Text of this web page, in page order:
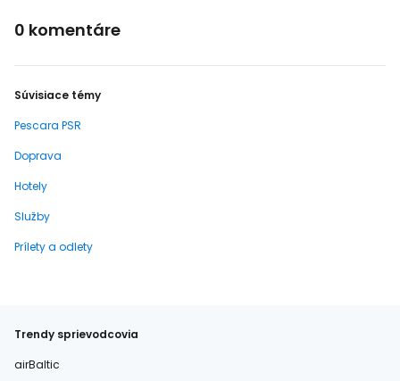
0 komentáre
Súvisiace témy
Pescara PSR
Doprava
Hotely
Služby
Prílety a odlety
Trendy sprievodcovia
airBaltic